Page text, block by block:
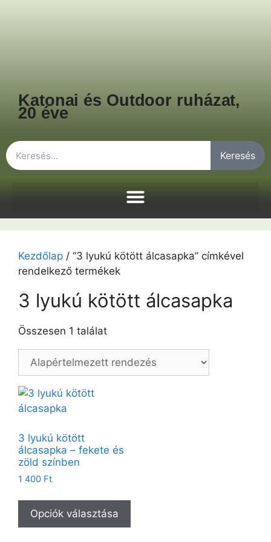
Katonai és Outdoor ruházat,
20 éve
Keresés
Kezdőlap / “3 lyukú kötött álcasapka” címkével
rendelkező termékek
3 lyukú kötött álcasapka
Összesen 1 találat
3 lyukú kötött
álcasapka – fekete és
zöld színben
1 400 Ft
Opciók választása